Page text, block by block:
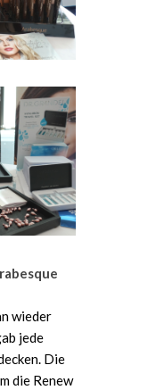
wieder
jede
Die
die Renew